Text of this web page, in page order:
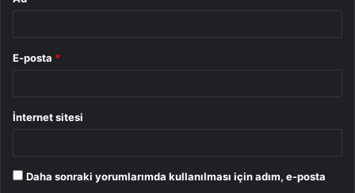
E-posta *
İnternet sitesi
Daha sonraki yorumlarımda kullanılması için adım, e-posta